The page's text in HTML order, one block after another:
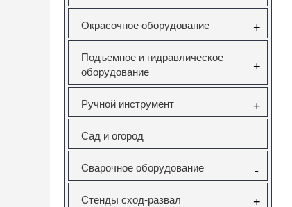
Окрасочное оборудование +
Подъемное и гидравлическое
оборудование
+
Ручной инструмент +
Сад и огород
Сварочное оборудование -
Стенды сход-развал +
Вставка резьбовая
M10X1.5 Vertul
VR50727E
VR50727E
Forsage F-933T1
Комплект для
подшипников и